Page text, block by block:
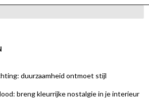
duurzaamheid ontmoet stijl
breng kleurrijke nostalgie in je interieur